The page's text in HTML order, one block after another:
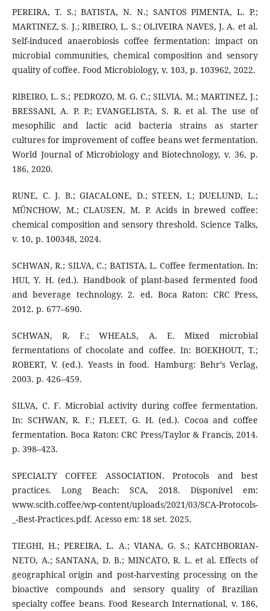
PEREIRA, T. S.; BATISTA, N. N.; SANTOS PIMENTA, L. P.;
MARTINEZ, S. J.; RIBEIRO, L. S.; OLIVEIRA NAVES, J. A. et al.
Self-induced anaerobiosis coffee fermentation: impact on
microbial communities, chemical composition and sensory
quality of coffee. Food Microbiology, v. 103, p. 103962, 2022.
RIBEIRO, L. S.; PEDROZO, M. G. C.; SILVIA, M.; MARTINEZ, J.;
BRESSANI, A. P. P.; EVANGELISTA, S. R. et al. The use of
mesophilic and lactic acid bacteria strains as starter
cultures for improvement of coffee beans wet fermentation.
World Journal of Microbiology and Biotechnology, v. 36, p.
186, 2020.
RUNE, C. J. B.; GIACALONE, D.; STEEN, I.; DUELUND, L.;
MÜNCHOW, M.; CLAUSEN, M. P. Acids in brewed coffee:
chemical composition and sensory threshold. Science Talks,
v. 10, p. 100348, 2024.
SCHWAN, R.; SILVA, C.; BATISTA, L. Coffee fermentation. In:
HUI, Y. H. (ed.). Handbook of plant-based fermented food
and beverage technology. 2. ed. Boca Raton: CRC Press,
2012. p. 677–690.
SCHWAN, R. F.; WHEALS, A. E. Mixed microbial
fermentations of chocolate and coffee. In: BOEKHOUT, T.;
ROBERT, V. (ed.). Yeasts in food. Hamburg: Behr’s Verlag,
2003. p. 426–459.
SILVA, C. F. Microbial activity during coffee fermentation.
In: SCHWAN, R. F.; FLEET, G. H. (ed.). Cocoa and coffee
fermentation. Boca Raton: CRC Press/Taylor & Francis, 2014.
p. 398–423.
SPECIALTY COFFEE ASSOCIATION. Protocols and best
practices. Long Beach: SCA, 2018. Disponível em:
www.scith.coffee/wp-content/uploads/2021/03/SCA-Protocols-
_-Best-Practices.pdf. Acesso em: 18 set. 2025.
TIEGHI, H.; PEREIRA, L. A.; VIANA, G. S.; KATCHBORIAN-
NETO, A.; SANTANA, D. B.; MINCATO, R. L. et al. Effects of
geographical origin and post-harvesting processing on the
bioactive compounds and sensory quality of Brazilian
specialty coffee beans. Food Research International, v. 186,